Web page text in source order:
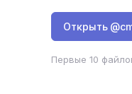
Открыть
Первые 10